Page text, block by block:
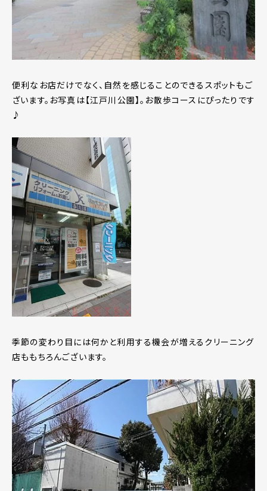
便利なお店だけでなく、自然を感じることのできるスポットもご
ざいます。お写真は【江戸川公園】。お散歩コースにぴったりです
♪
季節の変わり目には何かと利用する機会が増えるクリーニング
店ももちろんございます。